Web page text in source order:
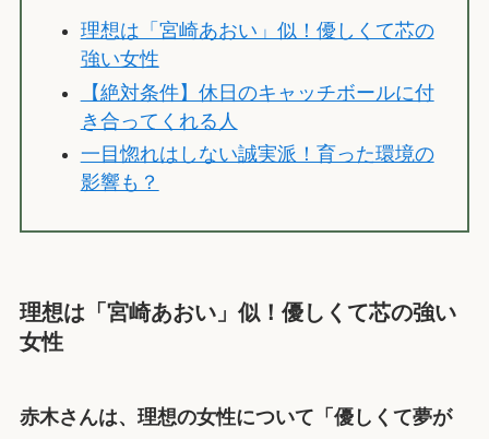
理想は「宮崎あおい」似！優しくて芯の
強い女性
【絶対条件】休日のキャッチボールに付
き合ってくれる人
一目惚れはしない誠実派！育った環境の
影響も？
理想は「宮崎あおい」似！優しくて芯の強い
女性
赤木さんは、理想の女性について「優しくて夢が